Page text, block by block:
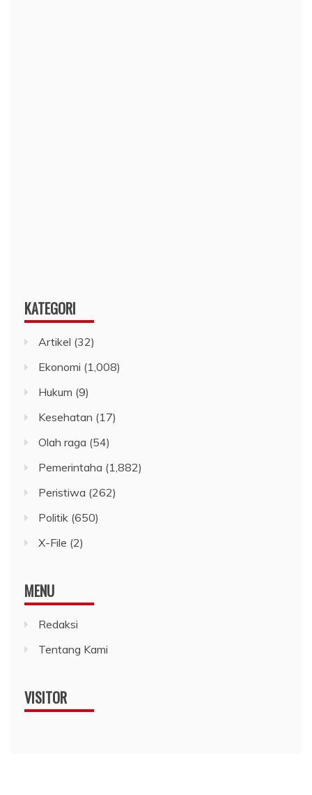
KATEGORI
Artikel (32)
Ekonomi (1,008)
Hukum (9)
Kesehatan (17)
Olah raga (54)
Pemerintaha (1,882)
Peristiwa (262)
Politik (650)
X-File (2)
MENU
Redaksi
Tentang Kami
VISITOR